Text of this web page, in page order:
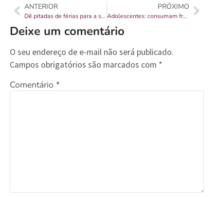
ANTERIOR
Dê pitadas de férias para a sua rotina
PRÓXIMO
Adolescentes: consumam frutas!
Deixe um comentário
O seu endereço de e-mail não será publicado.
Campos obrigatórios são marcados com *
Comentário *